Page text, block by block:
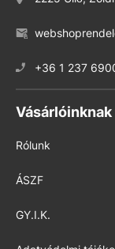
+36 1 237
Vásárlóinknak
Rólunk
ÁSZF
GY.I.K.